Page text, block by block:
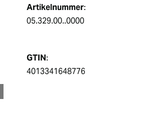
Artikelnummer:
05.329.00..0000
GTIN:
4013341648776